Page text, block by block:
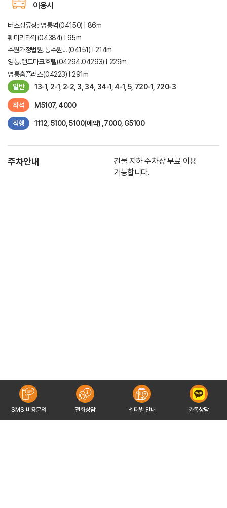
이용시
버스정류장: 영통역(04150) l 86m
훼미리타워(04384) l 95m
수원가정법원.동수원...(04151) l 214m
영통.랜드마크호텔(04294.04293) l 229m
영통홈플러스(04223) l 291m
일반
13-1, 2-1, 2-2, 3, 34, 34-1, 4-1, 5, 720-1, 720-3
좌석 M5107, 4000
직행 1112, 5100, 5100(예약) ,7000, G5100
주차안내
건물 지하 주차장 무료 이용
가능합니다.
SMS 비용문의 전화상담 센터별 안내 카톡상담